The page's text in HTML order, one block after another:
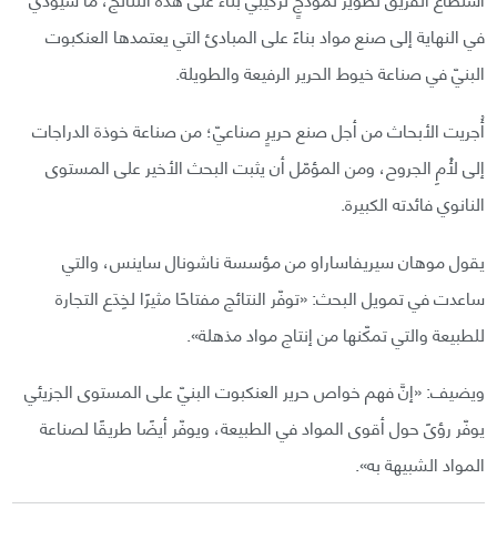
في النهاية إلى صنع مواد بناءً على المبادئ التي يعتمدها العنكبوت
البنيّ في صناعة خيوط الحرير الرفيعة والطويلة.
أُجريت الأبحاث من أجل صنع حريرٍ صناعيّ؛ من صناعة خوذة الدراجات
إلى لَأْمِ الجروح، ومن المؤمّل أن يثبت البحث الأخير على المستوى
النانوي فائدته الكبيرة.
يقول موهان سيريفاساراو من مؤسسة ناشونال ساينس، والتي
ساعدت في تمويل البحث: «توفّر النتائج مفتاحًا مثيرًا لخِدَع التجارة
للطبيعة والتي تمكّنها من إنتاج مواد مذهلة».
ويضيف: «إنَّ فهم خواص حرير العنكبوت البنيّ على المستوى الجزيئي
يوفّر رؤىً حول أقوى المواد في الطبيعة، ويوفّر أيضًا طريقًا لصناعة
المواد الشبيهة به».